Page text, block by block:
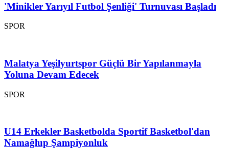
'Minikler Yarıyıl Futbol Şenliği' Turnuvası Başladı
SPOR
Malatya Yeşilyurtspor Güçlü Bir Yapılanmayla
Yoluna Devam Edecek
SPOR
U14 Erkekler Basketbolda Sportif Basketbol'dan
Namağlup Şampiyonluk